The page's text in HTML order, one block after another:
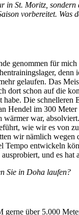
in St. Moritz,
vorbereitet. Was
genommen für
denn
gelaufen. Das
dort schon auf die
habe. Die schnelleren
Hendel im 300
wärmer war,
wie wir es von
wir nämlich wegen
Tempo entwickeln
und es hat
Sie in Doha laufen?
gerne über 5.000